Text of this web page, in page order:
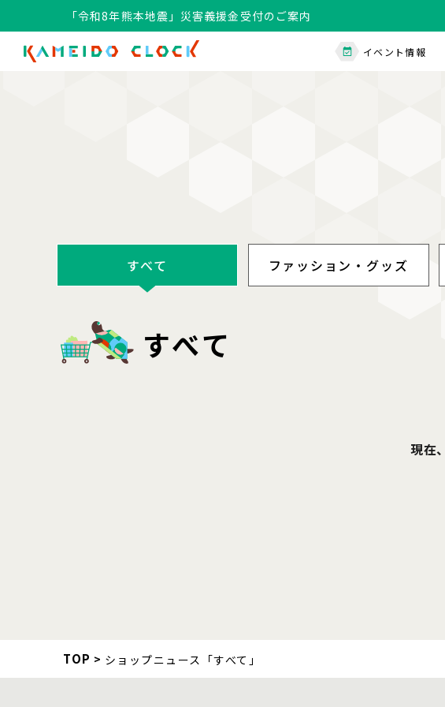
「令和8年熊本地震」災害義援金受付のご案内
イベント情報
すべて ファッション・グッズ
すべて
現在
TOP ショップニュース「すべて」